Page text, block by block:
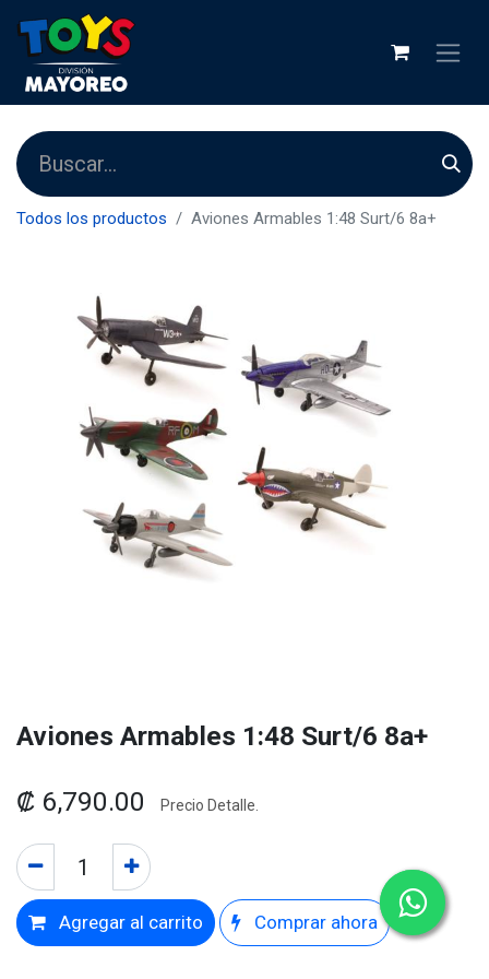
Todos los productos Aviones Armables 1:48 Surt/6 8a+
Aviones Armables 1:48 Surt/6 8a+
₡ 6,790.00 Precio Detalle.
Agregar al carrito Comprar ahora